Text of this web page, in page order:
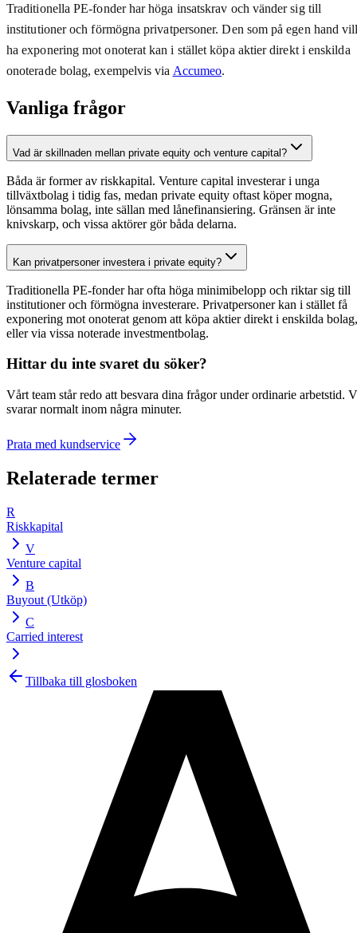
Traditionella PE-fonder har höga insatskrav och vänder sig till
institutioner och förmögna privatpersoner. Den som på egen hand
ha exponering mot onoterat kan i stället köpa aktier direkt i enskilda
onoterade bolag, exempelvis via Accumeo.
Vanliga frågor
Vad är skillnaden mellan private equity och venture capital?
Båda är former av riskkapital. Venture capital investerar i unga
tillväxtbolag i tidig fas, medan private equity oftast köper mogna,
lönsamma bolag, inte sällan med lånefinansiering. Gränsen är inte
knivskarp, och vissa aktörer gör båda delarna.
Kan privatpersoner investera i private equity?
Traditionella PE-fonder har ofta höga minimibelopp och riktar sig till
institutioner och förmögna investerare. Privatpersoner kan i stället få
exponering mot onoterat genom att köpa aktier direkt i enskilda bolag,
eller via vissa noterade investmentbolag.
Hittar du inte svaret du söker?
Vårt team står redo att besvara dina frågor under ordinarie arbetstid.
svarar normalt inom några minuter.
Prata med kundservice
Relaterade termer
R
Riskkapital
V
Venture capital
B
Buyout (Utköp)
C
Carried interest
Tillbaka till glosboken